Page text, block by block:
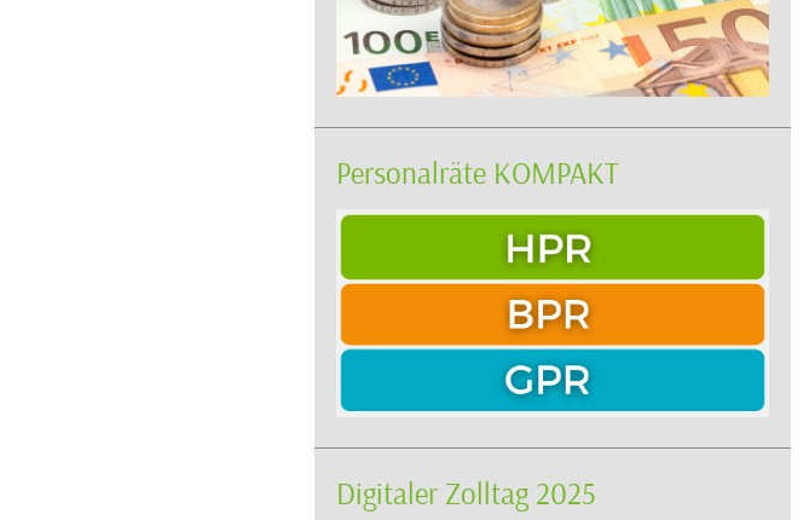
Personalräte KOMPAKT
Digitaler Zolltag 2025